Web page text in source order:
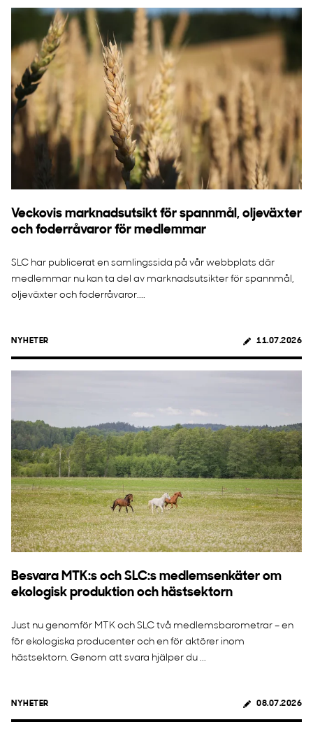
Veckovis marknadsutsikt för spannmål, oljeväxter
och foderråvaror för medlemmar
SLC har publicerat en samlingssida på vår webbplats där
medlemmar nu kan ta del av marknadsutsikter för spannmål,
oljeväxter och foderråvaror....
NYHETER 11.07.2026
Besvara MTK:s och SLC:s medlemsenkäter om
ekologisk produktion och hästsektorn
Just nu genomför MTK och SLC två medlemsbarometrar – en
för ekologiska producenter och en för aktörer inom
hästsektorn. Genom att svara hjälper du ...
NYHETER 08.07.2026